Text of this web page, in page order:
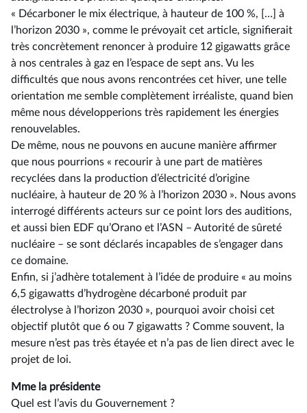
« Décarboner le mix électrique, à hauteur de 100 %, […] à
l’horizon 2030 », comme le prévoyait cet article, signifierait
très concrètement renoncer à produire 12 gigawatts grâce
à nos centrales à gaz en l’espace de sept ans. Vu les
difficultés que nous avons rencontrées cet hiver, une telle
orientation me semble complètement irréaliste, quand bien
même nous développerions très rapidement les énergies
renouvelables.
De même, nous ne pouvons en aucune manière affirmer
que nous pourrions « recourir à une part de matières
recyclées dans la production d’électricité d’origine
nucléaire, à hauteur de 20 % à l’horizon 2030 ». Nous avons
interrogé différents acteurs sur ce point lors des auditions,
et aussi bien EDF qu’Orano et l’ASN –⁠ Autorité de sûreté
nucléaire – se sont déclarés incapables de s’engager dans
ce domaine.
Enfin, si j’adhère totalement à l’idée de produire « au moins
6,5 gigawatts d’hydrogène décarboné produit par
électrolyse à l’horizon 2030 », pourquoi avoir choisi cet
objectif plutôt que 6 ou 7 gigawatts ? Comme souvent, la
mesure n’est pas très étayée et n’a pas de lien direct avec le
projet de loi.
Mme la présidente
Quel est l’avis du Gouvernement ?